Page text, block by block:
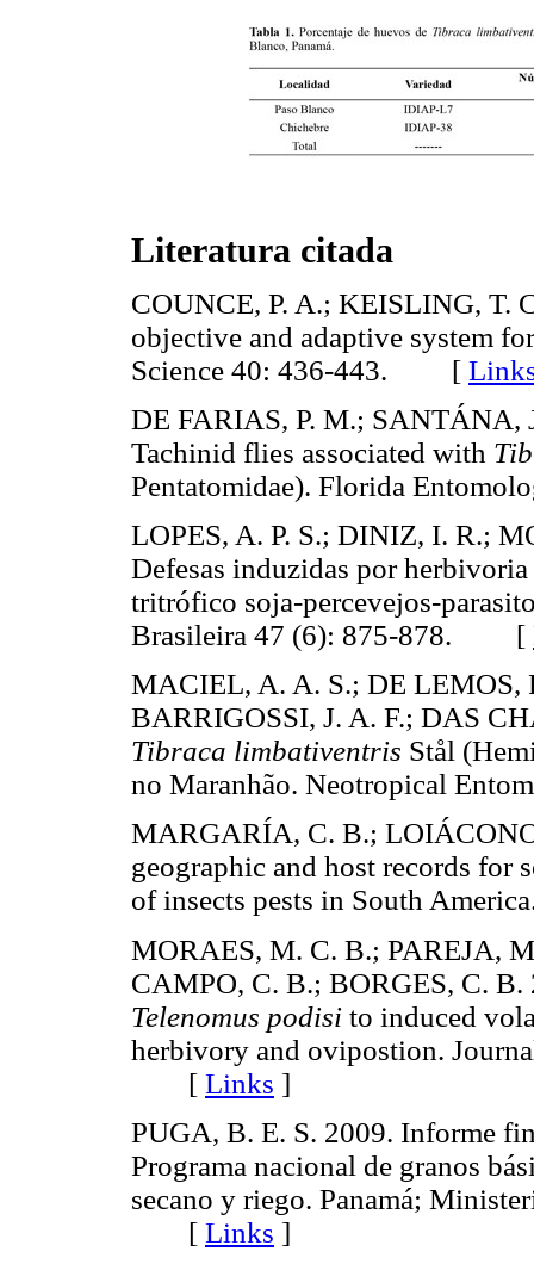
Literatura citada
COUNCE, P. A.; KEISLING, T.
objective and adaptive system
Science 40: 436-443. [
DE FARIAS, P. M.; SANTÁNA,
Tachinid flies associated with
Pentatomidae). Florida
LOPES, A. P. S.; DINIZ, I. R.;
Defesas induzidas por
tritrófico soja-percevejos-
Brasileira 47 (6): 875-878. [
MACIEL, A. A. S.; DE LEMOS,
BARRIGOSSI, J. A. F.; DAS
Tibraca limbativentris Stål
no Maranhão. Neotropical
MARGARÍA, C. B.;
geographic and host records for
of insects pests in South
MORAES, M. C. B.; PAREJA,
CAMPO, C. B.; BORGES, C. B.
Telenomus podisi to induced
herbivory and ovipostion.
[ Links ]
PUGA, B. E. S. 2009. Informe
Programa nacional de granos
secano y riego. Panamá;
[ Links ]